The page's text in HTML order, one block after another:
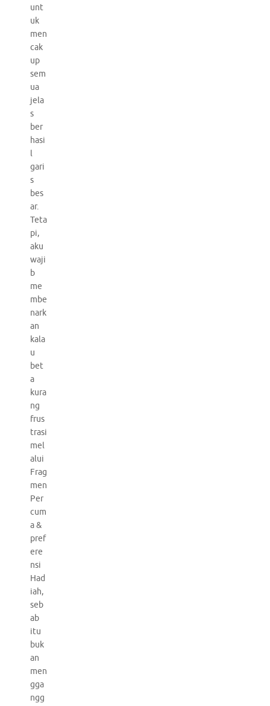
unt
uk
men
cak
up
sem
ua
jela
s
ber
hasi
l
gari
s
bes
ar.
Teta
pi,
aku
waji
b
me
mbe
nark
an
kala
u
bet
a
kura
ng
frus
trasi
mel
alui
Frag
men
Per
cum
a &
pref
ere
nsi
Had
iah,
seb
ab
itu
buk
an
men
gga
ngg